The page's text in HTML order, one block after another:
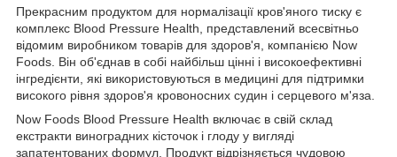
Прекрасним продуктом для нормалізації кров'яного тиску є
комплекс Blood Pressure Health, представлений всесвітньо
відомим виробником товарів для здоров'я, компанією Now
Foods. Він об'єднав в собі найбільш цінні і високоефективні
інгредієнти, які використовуються в медицині для підтримки
високого рівня здоров'я кровоносних судин і серцевого м'яза.
Now Foods Blood Pressure Health включає в свій склад
екстракти виноградних кісточок і глоду у вигляді
запатентованих формул. Продукт відрізняється чудовою